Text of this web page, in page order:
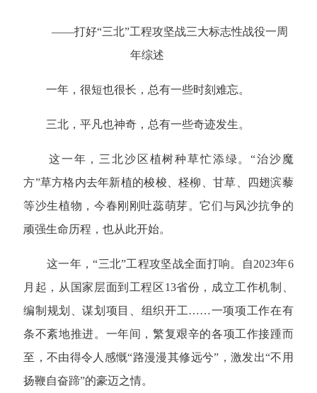
——打好“三北”工程攻坚战三大标志性战役一周
年综述
一年，很短也很长，总有一些时刻难忘。
三北，平凡也神奇，总有一些奇迹发生。
这一年，三北沙区植树种草忙添绿。“治沙魔
方”草方格内去年新植的梭梭、柽柳、甘草、四翅滨藜
等沙生植物，今春刚刚吐蕊萌芽。它们与风沙抗争的
顽强生命历程，也从此开始。
这一年，“三北”工程攻坚战全面打响。自2023年6
月起，从国家层面到工程区13省份，成立工作机制、
编制规划、谋划项目、组织开工……一项项工作在有
条不紊地推进。一年间，繁复艰辛的各项工作接踵而
至，不由得令人感慨“路漫漫其修远兮”，激发出“不用
扬鞭自奋蹄”的豪迈之情。